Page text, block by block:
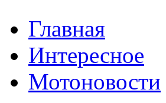
Главная
Интересное
Мотоновости